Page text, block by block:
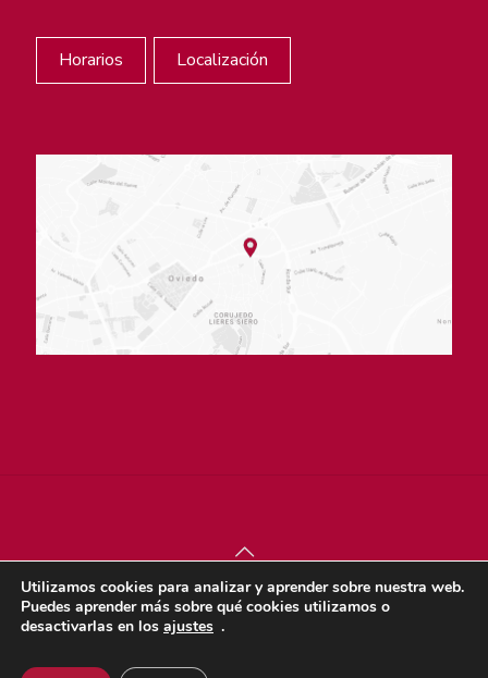
Horarios Localización
© sjdigital 2022 |Política de privacidad|Aviso legal
Política de cookies
Utilizamos cookies para analizar y aprender sobre nuestra web.
Puedes aprender más sobre qué cookies utilizamos o
desactivarlas en los ajustes .